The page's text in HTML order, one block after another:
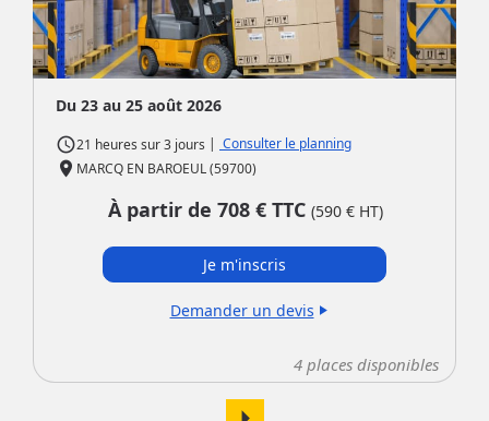
Du 23 au 25 août 2026
access_time21 heures sur3 jours | Consulter le planning
place MARCQ EN BAROEUL (59700)
À partir de 708 € TTC (590€ HT)
Je m'inscris
Demander un devis play_arrow
4 places disponibles